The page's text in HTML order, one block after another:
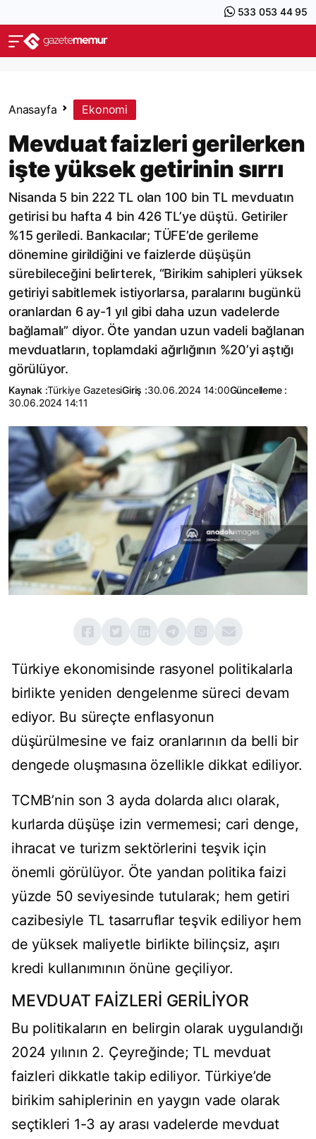
533 053 44 95
Anasayfa Ekonomi
Mevduat faizleri gerilerken
işte yüksek getirinin sırrı
Nisanda 5 bin 222 TL olan 100 bin TL mevduatın
getirisi bu hafta 4 bin 426 TL’ye düştü. Getiriler
%15 geriledi. Bankacılar; TÜFE’de gerileme
dönemine girildiğini ve faizlerde düşüşün
sürebileceğini belirterek, “Birikim sahipleri yüksek
getiriyi sabitlemek istiyorlarsa, paralarını bugünkü
oranlardan 6 ay-1 yıl gibi daha uzun vadelerde
bağlamalı” diyor. Öte yandan uzun vadeli bağlanan
mevduatların, toplamdaki ağırlığının %20’yi aştığı
görülüyor.
Kaynak :Türkiye GazetesiGiriş :30.06.2024 14:00Güncelleme :
30.06.2024 14:11
Türkiye ekonomisinde rasyonel politikalarla
birlikte yeniden dengelenme süreci devam
ediyor. Bu süreçte enflasyonun
düşürülmesine ve faiz oranlarının da belli bir
dengede oluşmasına özellikle dikkat ediliyor.
TCMB’nin son 3 ayda dolarda alıcı olarak,
kurlarda düşüşe izin vermemesi; cari denge,
ihracat ve turizm sektörlerini teşvik için
önemli görülüyor. Öte yandan politika faizi
yüzde 50 seviyesinde tutularak; hem getiri
cazibesiyle TL tasarruflar teşvik ediliyor hem
de yüksek maliyetle birlikte bilinçsiz, aşırı
kredi kullanımının önüne geçiliyor.
MEVDUAT FAİZLERİ GERİLİYOR
Bu politikaların en belirgin olarak uygulandığı
2024 yılının 2. Çeyreğinde; TL mevduat
faizleri dikkatle takip ediliyor. Türkiye’de
birikim sahiplerinin en yaygın vade olarak
seçtikleri 1-3 ay arası vadelerde mevduat